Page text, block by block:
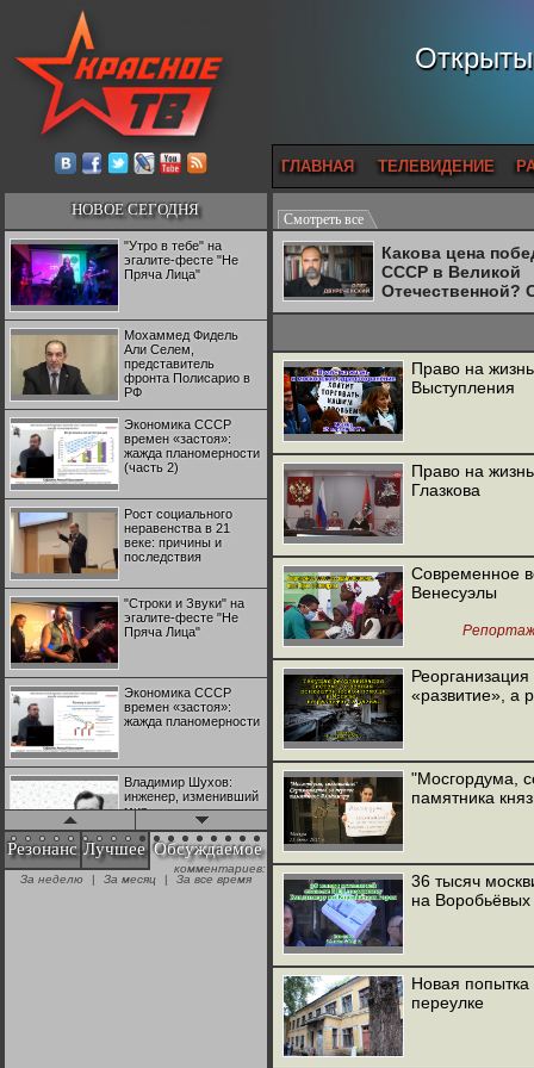
ГЛАВНАЯ ТЕЛЕВИДЕНИЕ
НОВОЕ СЕГОДНЯ
"Утро в тебе" на
эгалите-фесте "Не
Пряча Лица"
Мохаммед Фидель
Али Селем,
представитель
фронта Полисарио в
РФ
Экономика СССР
времен «застоя»:
жажда планомерности
(часть 2)
Рост социального
неравенства в 21
веке: причины и
последствия
"Строки и Звуки" на
эгалите-фесте "Не
Пряча Лица"
Экономика СССР
времен «застоя»:
жажда планомерности
Владимир Шухов:
инженер, изменивший
мир
"Аркадий Коц" на
эгалите-фесте "Не
Резонанс Лучшее Обсуждаемое
комментариев:
За неделю
| За месяц | За все время
Смотреть все
Какова цена
СССР в Великой
Отечественной?
Двуреченский о
Право на
Выступления
Право на
Глазкова
Современное
Венесуэлы
«развитие», а
"Мосгордума,
памятника
36 тысяч
на Воробьёвых
Новая
переулке